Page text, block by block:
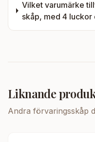
Vilket varumärke
skåp, med 4 luckor
Liknande
Andra förvaringsskåp